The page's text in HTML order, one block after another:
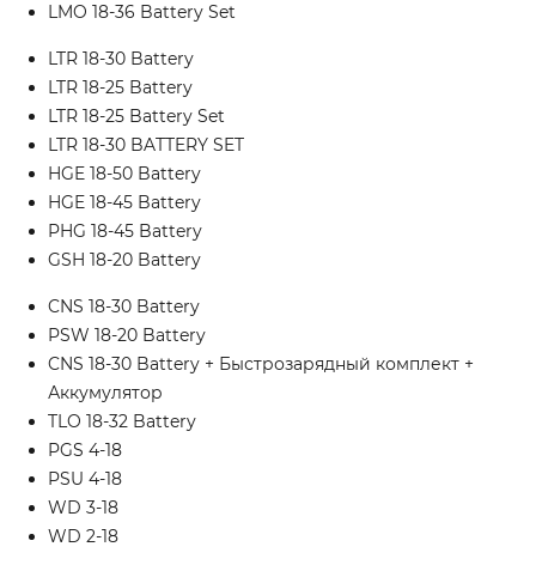
LMO 18-36 Battery Set
LTR 18-30 Battery
LTR 18-25 Battery
LTR 18-25 Battery Set
LTR 18-30 BATTERY SET
HGE 18-50 Battery
HGE 18-45 Battery
PHG 18-45 Battery
GSH 18-20 Battery
CNS 18-30 Battery
PSW 18-20 Battery
CNS 18-30 Battery + Быстрозарядный комплект +
Аккумулятор
TLO 18-32 Battery
PGS 4-18
PSU 4-18
WD 3-18
WD 2-18